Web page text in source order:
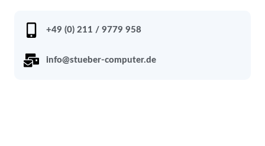
+49 (0) 211 / 9779 958
info@stueber-computer.de